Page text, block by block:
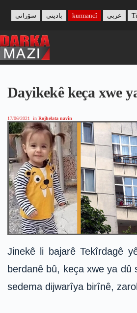
content
بادینی سۆرانی kurmancî عربي
Dayikekê keça xwe
17/06/2021 in Rojhelata navîn
Jinekê li bajarê Tekîrdagê
berdanê bû, keça xwe ya dû
sedema dijwarîya birînê,